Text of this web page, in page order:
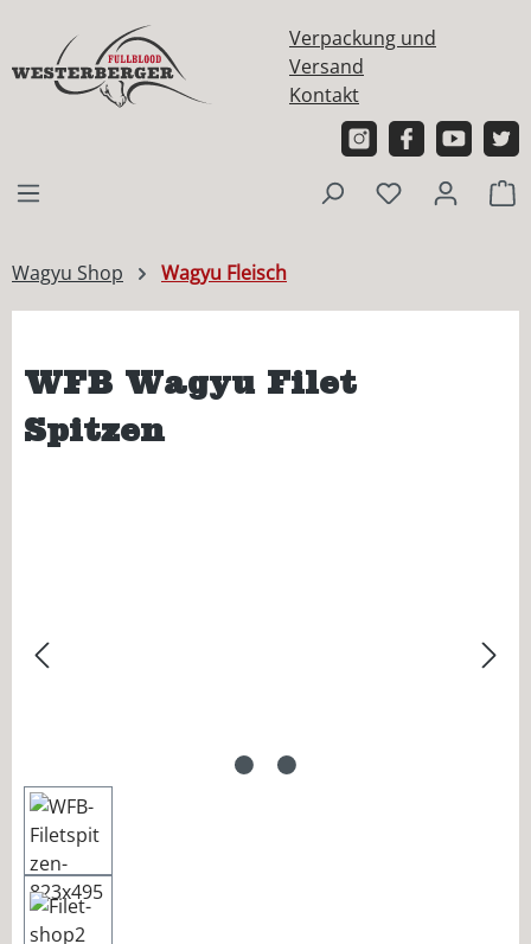
Verpackung und
Versand
Kontakt
Wagyu Shop Wagyu Fleisch
WFB Wagyu Filet
Spitzen